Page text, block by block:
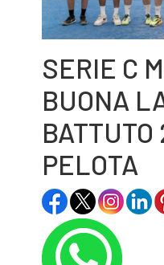
SERIE C
BUONA
BATTUTO
PELOTA